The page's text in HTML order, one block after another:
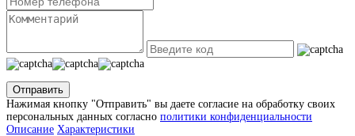
Отправить
Нажимая кнопку "Отправить" вы даете согласие на обработку своих
персональных данных согласно политики конфиденциальности
Описание Характеристики